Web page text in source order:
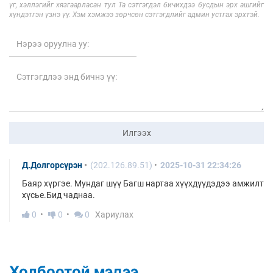
үг, хэллэгийг хязгаарласан тул Та сэтгэгдэл бичихдээ бусдын эрх ашгийг
хүндэтгэн үзнэ үү. Хэм хэмжээ зөрчсөн сэтгэгдлийг админ устгах эрхтэй.
Илгээх
Д.Долгорсүрэн (202.126.89.51)
2025-10-31 22:34:26
Баяр хүргэе. Мундаг шүү Багш нартаа хүүхдүүдэдээ амжилт
хүсье.Бид чаднаа.
0
0 0 Хариулах